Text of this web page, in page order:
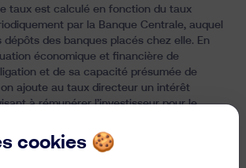
taux est calculé en fonction du taux
par la Banque Centrale, auquel
dépôts des banques placés chez elle. En
économique et financière de
et de sa capacité présumée de
ajoute au taux directeur un intérêt
à rémunérer l’investisseur pour le
les obligations d’État sont assorties de
faibles que les obligations émises par des
cookies 🍪